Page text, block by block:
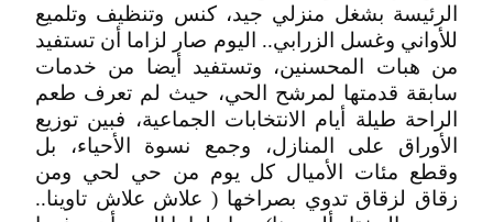
الرئيسة بشغل منزلي جيد، كنس وتنظيف وتلميع
للأواني وغسل الزرابي.. اليوم صار لزاما أن تستفيد
من هبات المحسنين، وتستفيد أيضا من خدمات
سابقة قدمتها لمرشح الحي، حيث لم تعرف طعم
الراحة طيلة أيام الانتخابات الجماعية، فبين توزيع
الأوراق على المنازل، وجمع نسوة الأحياء، بل
وقطع مئات الأميال كل يوم من حي لحي ومن
زقاق لزقاق تدوي بصراخها ( علاش علاش تاوينا..